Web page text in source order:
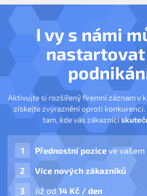
I vy s námi
Aktivujte si rozšířený firemní záznam v
získejte zvýraznění oproti konkurenci.
tam, kde vás zákazníci
Přednostní pozice ve
Více nových zákazníků
Již od14 Kč / den